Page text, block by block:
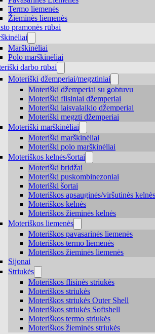
Termo liemenės
Žieminės liemenės
pramonės rūbai
Marškinėliai
Polo marškinėliai
darbo rūbai
Moteriški džemperiai/megztiniai
Moteriški džemperiai su gobtuvu
Moteriški flisiniai džemperiai
Moteriški laisvalaikio džemperiai
Moteriški megzti džemperiai
Moteriški marškinėliai
Moteriški marškinėliai
Moteriški polo marškinėliai
Moteriškos kelnės/šortai
Moteriški bridžai
Moteriški puskombinezoniai
Moteriški šortai
Moteriškos apsauginės/viršutinės kelnės
Moteriškos kelnės
Moteriškos žieminės kelnės
Moteriškos liemenės
Moteriškos pavasarinės liemenės
Moteriškos termo liemenės
Moteriškos žieminės liemenės
Sijonai
Striukės
Moteriškos flisinės striukės
Moteriškos striukės
Moteriškos striukės Outer Shell
Moteriškos striukės Softshell
Moteriškos termo striukės
Moteriškos žieminės striukės